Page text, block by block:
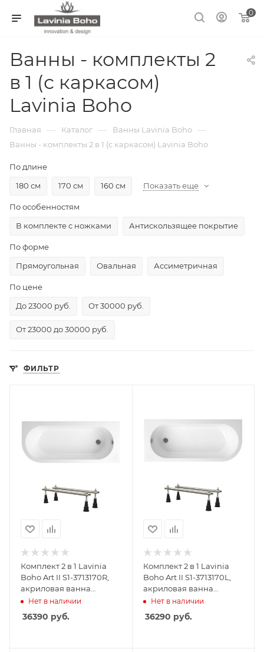
0
Ванны - комплекты 2
в 1 (с каркасом)
Lavinia Boho
Главная — Каталог — Ванны Lavinia Boho —
Ванны - комплекты 2 в 1 (с каркасом) Lavinia Boho
По длине
180 см
170 см 160 см Показать еще
По особенностям
В комплекте с ножками
Антискользящее покрытие
По форме
Прямоугольная
Овальная Ассиметричная
По цене
До 23000 руб.
От 30000 руб.
От 23000 до 30000 руб.
ФИЛЬТР
Комплект 2 в 1 Lavinia
Boho Art II S1-3713170R,
акриловая ванна
170x72,5 см (правый
разворот), усиленные
металлические ножки с
Нет в наличии
36390 руб.
Комплект 2 в 1 Lavinia
Boho Art II S1-3713170L,
акриловая ванна
170x72,5 см (левый
разворот), усиленные
металлические ножки с
Нет в наличии
36290 руб.